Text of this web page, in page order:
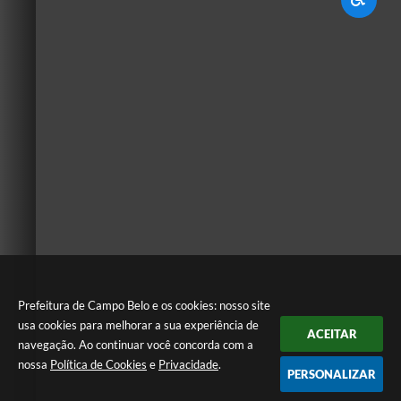
Prefeitura de Campo Belo e os cookies: nosso site
usa cookies para melhorar a sua experiência de
navegação. Ao continuar você concorda com a
nossa Política de Cookies e Privacidade.
ACEITAR
PERSONALIZAR